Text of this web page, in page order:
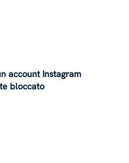
account Instagram
bloccato